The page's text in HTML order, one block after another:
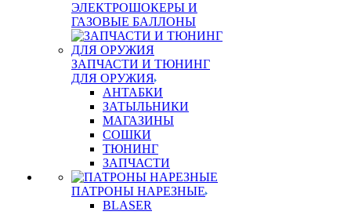
ЭЛЕКТРОШОКЕРЫ И
ГАЗОВЫЕ БАЛЛОНЫ
ЗАПЧАСТИ И ТЮНИНГ
ДЛЯ ОРУЖИЯ
АНТАБКИ
ЗАТЫЛЬНИКИ
МАГАЗИНЫ
СОШКИ
ТЮНИНГ
ЗАПЧАСТИ
ПАТРОНЫ НАРЕЗНЫЕ
BLASER